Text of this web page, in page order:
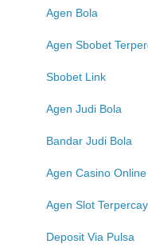
Agen Bola
Agen Sbobet
Sbobet Link
Agen Judi Bola
Bandar Judi Bola
Agen Casino Online
Agen Slot
Deposit Via Pulsa